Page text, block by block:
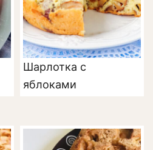
Шарлотка с
яблоками